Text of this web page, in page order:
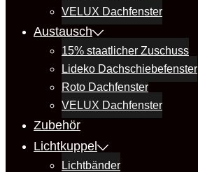
VELUX Dachfenster
Austausch
15% staatlicher Zuschuss
Lideko Dachschiebefenster
Roto Dachfenster
VELUX Dachfenster
Zubehör
Lichtkuppel
Lichtbänder